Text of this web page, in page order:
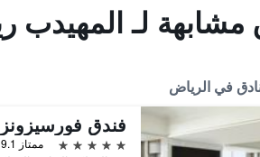
لـ المهيدب
في الرياض
فندق
5 نجوم
ممتاز 9.1